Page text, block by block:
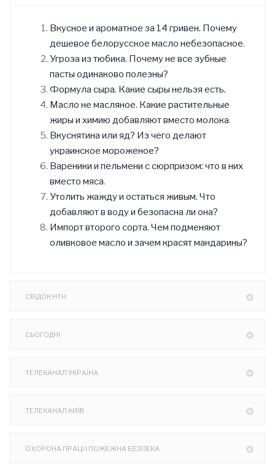
Вкусное и ароматное за 14 гривен. Почему
дешевое белорусское масло небезопасное.
Угроза из тюбика. Почему не все зубные
пасты одинаково полезны?
Формула сыра. Какие сыры нельзя есть.
Масло не масляное. Какие растительные
жиры и химию добавляют вместо молока.
Вкуснятина или яд? Из чего делают
украинское мороженое?
Вареники и пельмени с сюрпризом: что в них
вместо мяса.
Утолить жажду и остаться живым. Что
добавляют в воду и безопасна ли она?
Импорт второго сорта. Чем подменяют
оливковое масло и зачем красят мандарины?
СВІДОК НТН
СЬОГОДНІ
ТЕЛЕКАНАЛ УКРАЇНА
ТЕЛЕКАНАЛ КИЇВ
ОХОРОНА ПРАЦІ І ПОЖЕЖНА БЕЗПЕКА